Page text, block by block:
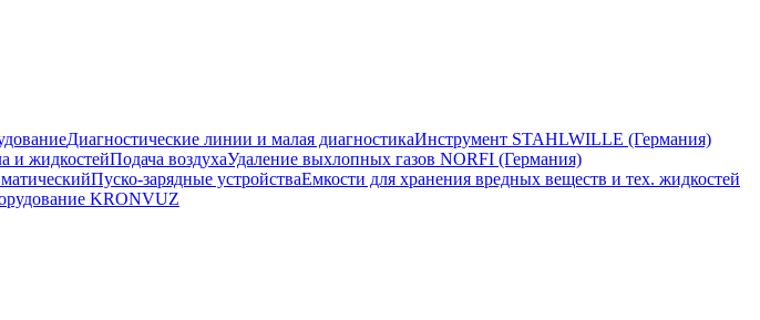
Диагностические линии и малая диагностикаИнструмент STAHLWILLE (Германия)
и жидкостейПодача воздухаУдаление выхлопных газов NORFI (Германия)
Пуско-зарядные устройстваЕмкости для хранения вредных веществ и тех. жидкостей
KRONVUZ